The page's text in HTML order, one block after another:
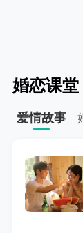
婚恋课堂
爱情故事